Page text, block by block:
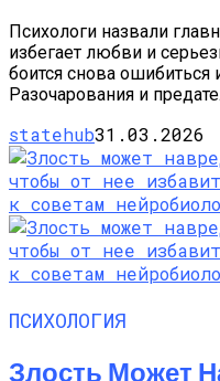
Психологи назвали
избегает любви и
боится снова ошибиться
Разочарования и
statehub31.03.2026
ПСИХОЛОГИЯ
Злость Может